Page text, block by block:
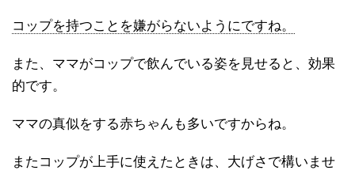
コップを持つことを嫌がらないようにですね。
また、ママがコップで飲んでいる姿を見せると、効果
的です。
ママの真似をする赤ちゃんも多いですからね。
またコップが上手に使えたときは、大げさで構いませ